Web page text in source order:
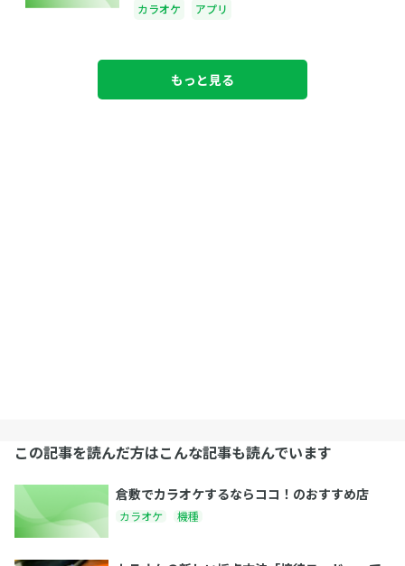
カラオケ アプリ
もっと見る
この記事を読んだ方はこんな記事も読んでいます
倉敷でカラオケするならココ！のおすすめ店
カラオケ 機種